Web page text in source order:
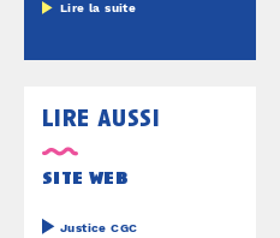
Lire la suite
lire aussi
site web
Justice CGC